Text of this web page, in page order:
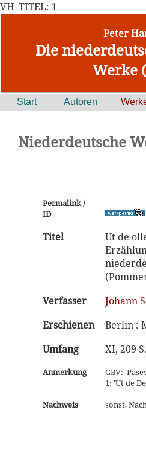
VH_TITEL: 1
Peter
Die
Werke
Start Autoren
Niederdeutsche
Permalink /
ID
Titel
Ut de
Verfasser
Johann
Erschienen
Berlin :
Umfang
XI, 209 S.
Anmerkung
GBV:
1: 'Ut de
Nachweis
sonst.